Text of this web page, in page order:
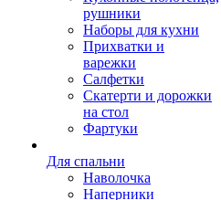
рушники
Наборы для кухни
Прихватки и
варежки
Салфетки
Скатерти и дорожки
на стол
Фартуки
Для спальни
Наволочка
Наперники